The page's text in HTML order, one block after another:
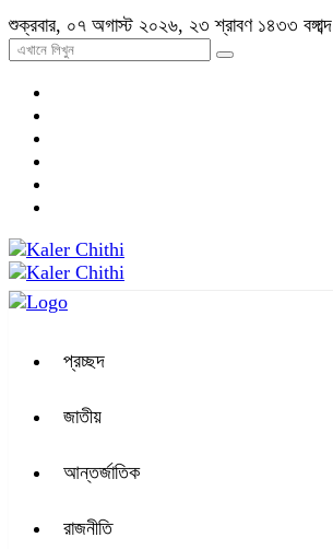
শুক্রবার, ০৭ অগাস্ট ২০২৬, ২৩ শ্রাবণ ১৪৩৩ বঙ্গাব্দ
প্রচ্ছদ
জাতীয়
আন্তর্জাতিক
রাজনীতি